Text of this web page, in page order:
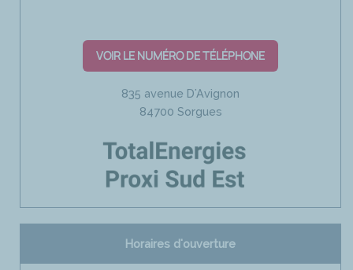
VOIR LE NUMÉRO DE TÉLÉPHONE
835 avenue D'Avignon
84700 Sorgues
Horaires d'ouverture